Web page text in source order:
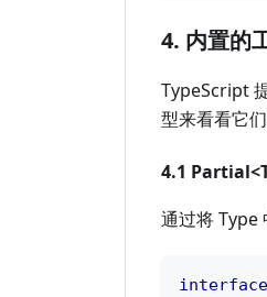
4. 内置的
TypeScript
型来看看它
4.1
通过将 Type
interface